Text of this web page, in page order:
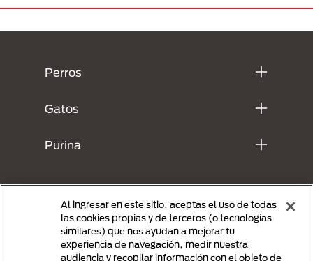
Perros
Gatos
Purina
Al ingresar en este sitio, aceptas el uso de todas
las cookies propias y de terceros (o tecnologías
similares) que nos ayudan a mejorar tu
experiencia de navegación, medir nuestra
audiencia y recopilar información con el objeto de